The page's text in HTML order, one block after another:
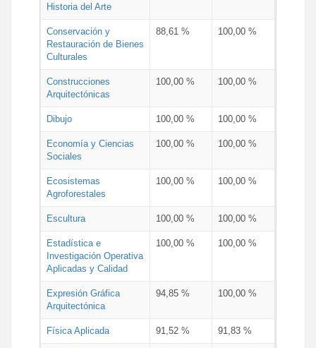
Historia del Arte
Conservación y
Restauración de Bienes
Culturales
88,61 % 100,00 %
Construcciones
Arquitectónicas
100,00 % 100,00 %
Dibujo 100,00 % 100,00 %
Economía y Ciencias
Sociales
100,00 % 100,00 %
Ecosistemas
Agroforestales
100,00 % 100,00 %
Escultura 100,00 % 100,00 %
Estadística e
Investigación Operativa
Aplicadas y Calidad
100,00 % 100,00 %
Expresión Gráfica
Arquitectónica
94,85 % 100,00 %
Física Aplicada 91,52 % 91,83 %